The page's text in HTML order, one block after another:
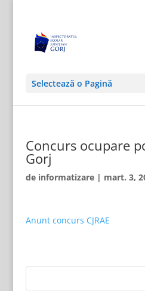
Selectează o Pagină
Concurs ocupare
Gorj
de informatizare| mart. 3,
Anunt concurs CJRAE